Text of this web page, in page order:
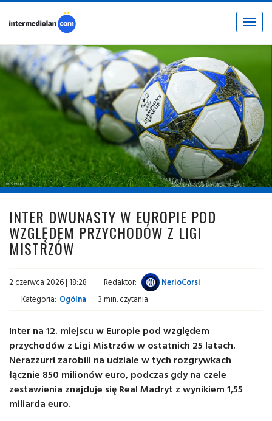
Toggle
fot. © inter.it
INTER DWUNASTY W EUROPIE POD
WZGLĘDEM PRZYCHODÓW Z LIGI
MISTRZÓW
2 czerwca 2026 | 18:28 Redaktor:
NerioCorsi
Kategoria: Ogólna 3 min. czytania
Inter na 12. miejscu w Europie pod względem
przychodów z Ligi Mistrzów w ostatnich 25 latach.
Nerazzurri zarobili na udziale w tych rozgrywkach
łącznie 850 milionów euro, podczas gdy na czele
zestawienia znajduje się Real Madryt z wynikiem 1,55
miliarda euro.